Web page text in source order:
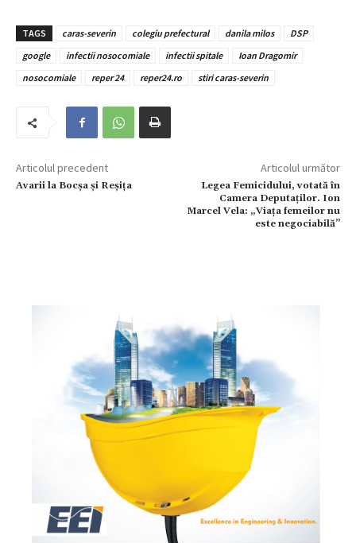
TAGS caras-severin colegiu prefectural danila milos
DSP
google
infectii nosocomiale infectii spitale
Ioan Dragomir
nosocomiale
reper 24 reper24.ro stiri caras-severin
Articolul precedent
Avarii la Bocșa și Reșița
Articolul următor
Legea Femicidului, votată în
Camera Deputaților. Ion
Marcel Vela: „Viața femeilor nu
este negociabilă”